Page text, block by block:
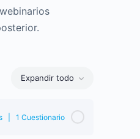
Expandir todo
1 Cuestionario